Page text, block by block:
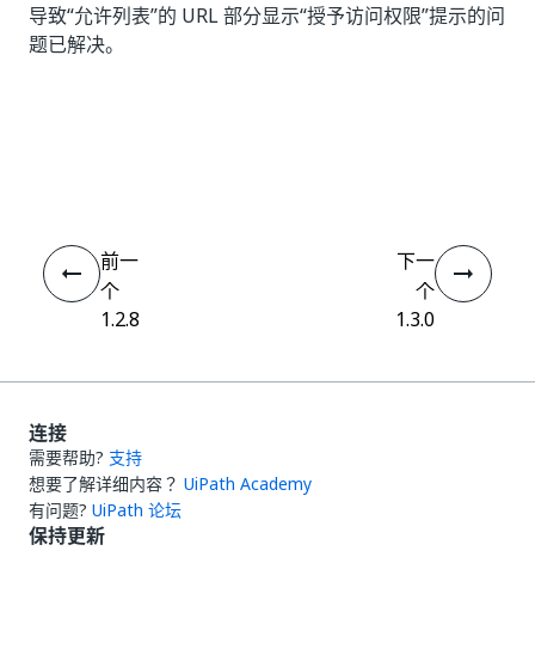
导致“允许列表”的 URL 部分显示“授予访问权限”提示的问
题已解决。
前一
个
1.2.8
下一
个
1.3.0
连接
需要帮助? 支持
想要了解详细内容？ UiPath Academy
有问题? UiPath 论坛
保持更新